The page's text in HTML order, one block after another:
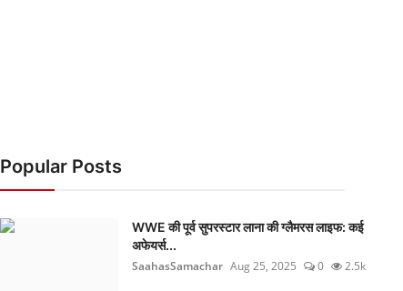
Popular Posts
WWE की पूर्व सुपरस्टार लाना की ग्लैमरस लाइफ: कई
अफेयर्स...
SaahasSamachar Aug 25, 2025 0 2.5k